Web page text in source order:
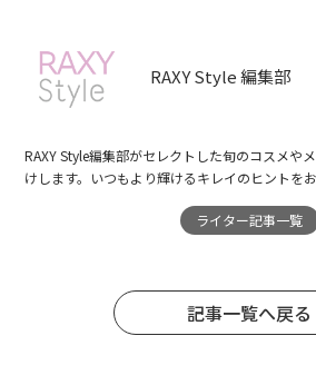
RAXY Style 編集部
RAXY Style編集部がセレクトした旬のコスメや
けします。いつもより輝けるキレイのヒントを
ライター記事一覧
記事一覧へ戻る